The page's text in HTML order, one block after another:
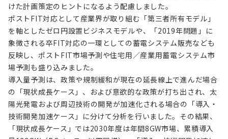
けた計画策定のヒントになるよう配慮しました。
ポストFIT対応として産業界が取り組む「第三者所有モデル」
を軸としたゼロ円設置ビジネスモデルや、「2019年問題」に
象徴される卒FIT対応の一環としての蓄電システム販売なども
反映し、ポストFIT市場予測や住宅用／産業用蓄電システム市
場予測も盛り込みました。
導入量予測は、政策や規制緩和が現在の延長線上で進んだ場合
の「現状成長ケース」、および意欲的な政策が打ち出され、太
陽光発電および周辺技術の開発が加速化される場合の「導入・
技術開発加速ケース」に分けて分析を行いました。その結果、
「現状成長ケース」では2030年度は年間8GW市場、累積導入